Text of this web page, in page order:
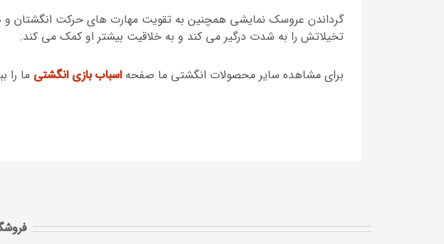
گرداندن عروسک نمایشی همچنین به تقویت مهارت های حرکت انگشتان
تخیلاتش را به شدت درگیر می کند و به خلاقیت بیشتر او کمک می کند.
برای مشاهده سایر محصولات انگشتی ما صفحهاسباب بازی انگشتی ما را